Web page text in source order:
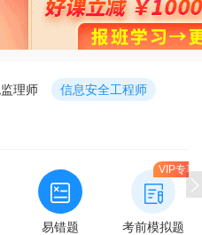
理师 信息安全工程师
易错题
VIP专享
考前模拟题